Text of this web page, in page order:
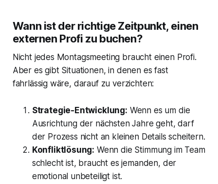
Wann ist der richtige Zeitpunkt, einen
externen Profi zu buchen?
Nicht jedes Montagsmeeting braucht einen Profi.
Aber es gibt Situationen, in denen es fast
fahrlässig wäre, darauf zu verzichten:
Strategie-Entwicklung: Wenn es um die
Ausrichtung der nächsten Jahre geht, darf
der Prozess nicht an kleinen Details scheitern.
Konfliktlösung: Wenn die Stimmung im Team
schlecht ist, braucht es jemanden, der
emotional unbeteiligt ist.